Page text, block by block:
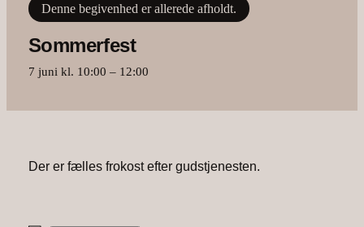
Denne begivenhed er allerede afholdt.
Sommerfest
7 juni kl. 10:00 – 12:00
Der er fælles frokost efter gudstjenesten.